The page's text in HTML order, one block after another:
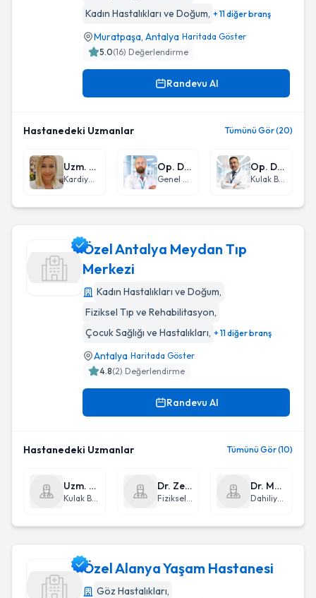
Kadın Hastalıkları ve Doğum, + 11 diğer branş
Muratpaşa, Antalya Haritada Göster
5.0(16) Değerlendirme
Randevu Al
Hastanedeki Uzmanlar Tümünü Gör (20)
Uzm. Dr. Melek Didem Kemaloğlu
Kardiyoloji
Op. Dr. Erdem Can Yardımcı
Genel Cerrahi
Op. Dr. Oğuz Yılmaz
Kulak Burun Boğaz hastalıkları - KBB
Özel Antalya Meydan Tıp
Merkezi
Kadın Hastalıkları ve Doğum,
Fiziksel Tıp ve Rehabilitasyon,
Çocuk Sağlığı ve Hastalıkları, + 11 diğer branş
Antalya Haritada Göster
4.8(2) Değerlendirme
Randevu Al
Hastanedeki Uzmanlar Tümünü Gör (10)
Uzm. Dr. Hakkı Danışman
Kulak Burun Boğaz hastalıkları - KBB
Dr. Zeynep Kesim
Fiziksel Tıp ve Rehabilitasyon
Dr. Mustafa Biçe
Dahiliye - İç Hastalıkları
Özel Alanya Yaşam Hastanesi
Göz Hastalıkları,